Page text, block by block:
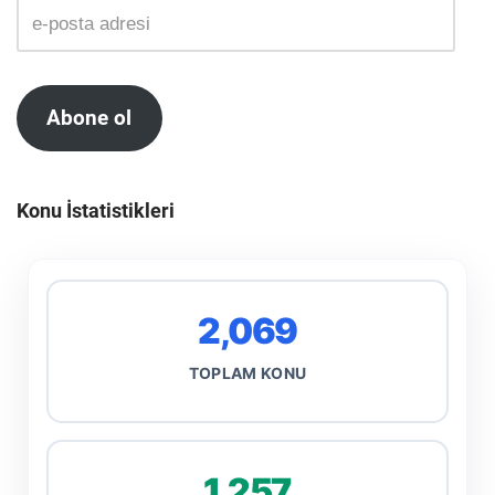
Abone ol
Konu İstatistikleri
2,069
TOPLAM KONU